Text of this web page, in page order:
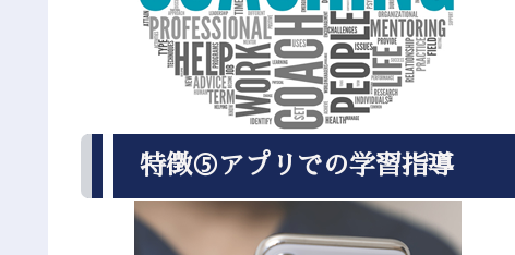
特徴⑤アプリでの学習指導